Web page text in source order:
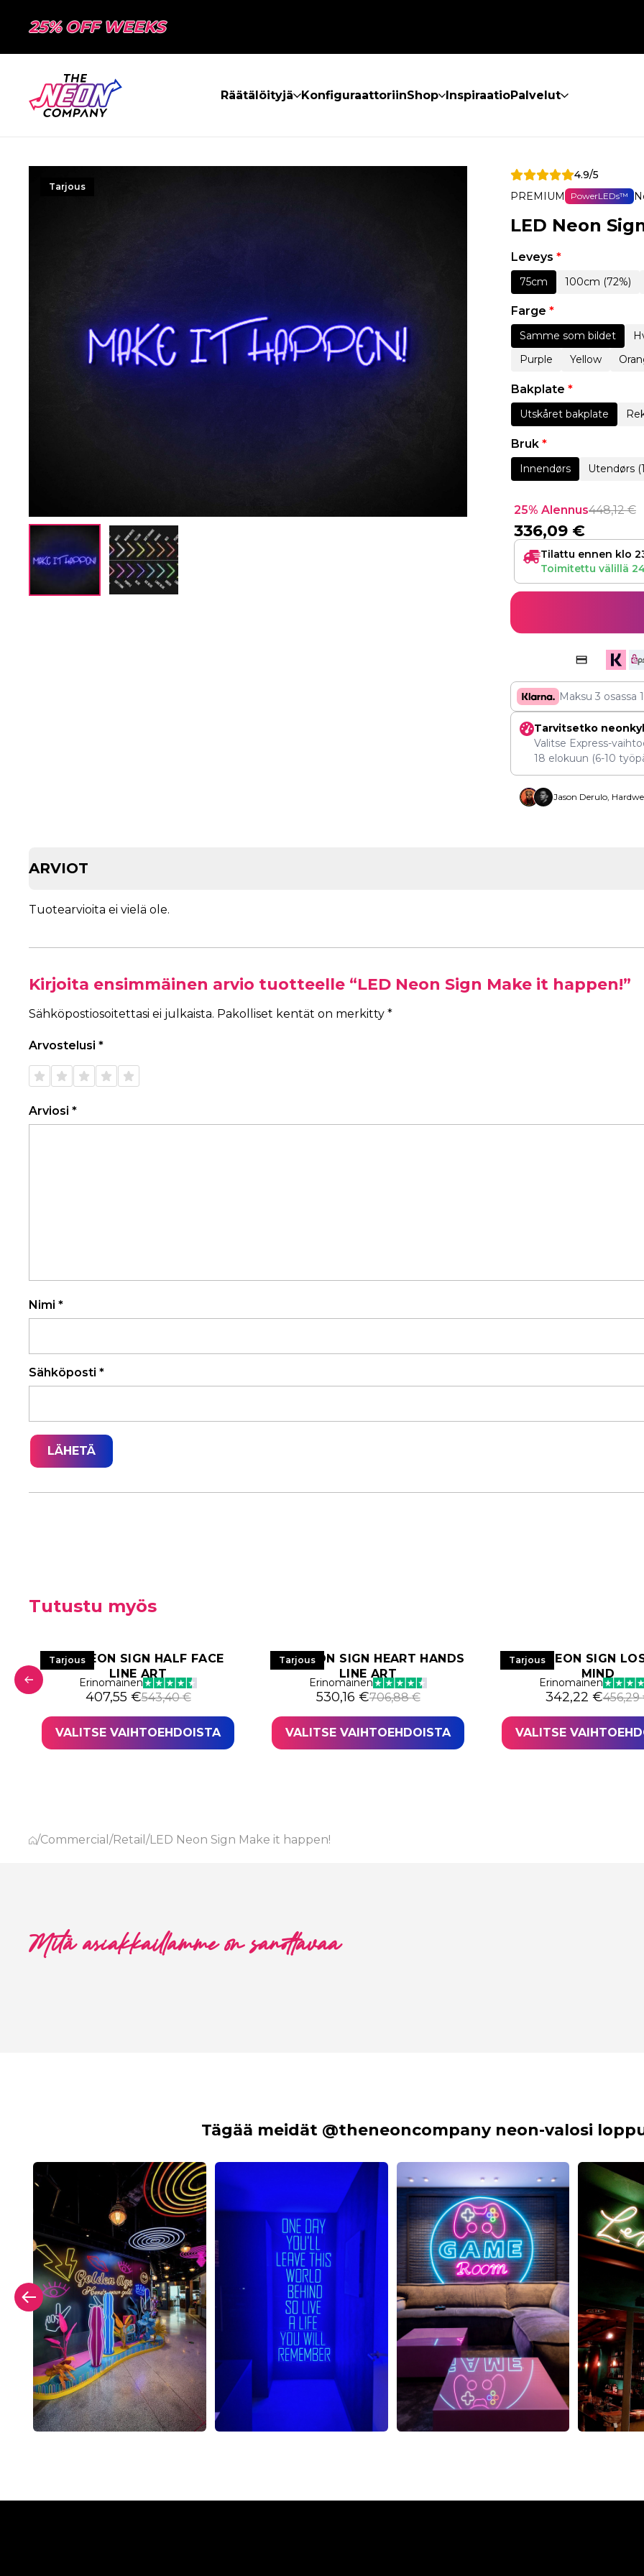
25% OFF WEEKS
Räätälöityjä KonfiguraattoriinShop InspiraatioPalvelut
Tarjous
4.9/5
PREMIUM
PowerLEDs™
LED Neon
Leveys *
75cm 100cm (72%)
Farge *
Samme som bildet
Purple
Yellow
Bakplate *
Utskåret bakplate
Bruk *
Innendørs Utendørs
25% Alennus448,12€
336,09 €
Tilattu ennen klo
Toimitettu välillä
Maksu 3 osassa
Tarvitsetko
Valitse Express-
18 elokuun (6-10
Jason Derulo,
ARVIOT
Tuotearvioita ei vielä ole.
Kirjoita ensimmäinen arvio tuotteelle “LED Neon Sign Make it happen!”
Sähköpostiosoitettasi ei julkaista. Pakolliset kentät on merkitty *
Arvostelusi *
1/5
tähteä
2/5
tähteä
3/5
tähteä
4/5
tähteä
5/5
tähteä
Arviosi *
Nimi *
Sähköposti *
Tutustu myös
€.
€.
Tarjous
LED NEON SIGN HALF FACE
LINE ART
Erinomainen
543,40€
Alkuperäinen hinta oli: 543,40 €.
407,55 €
Nykyinen hinta on: 407,55 €.
VALITSE VAIHTOEHDOISTA
Tarjous
LED NEON SIGN HEART HANDS
LINE ART
Erinomainen
706,88€
Alkuperäinen hinta oli: 706,88 €.
530,16 €
Nykyinen hinta on: 530,16 €.
VALITSE VAIHTOEHDOISTA
Tarjous
LED NEON SIGN
MIND
Erinomainen
456,29
Alkuperäinen
342,22 €
Nykyinen hinta
VALITSE
/Commercial /Retail /LED Neon Sign Make it happen!
Mitä asiakkaillamme on sanottavaa
Tägää meidät @theneoncompany neon-valosi